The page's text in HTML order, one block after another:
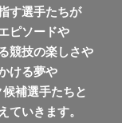
す選手たちが
ピソードや
競技の楽しさや
ける夢や
補選手たちと
ていきます。